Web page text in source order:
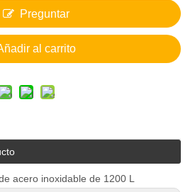
Preguntar
al carrito
acero inoxidable de 1200 L